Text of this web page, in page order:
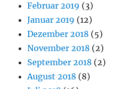
Februar 2019 (3)
Januar 2019 (12)
Dezember 2018 (5)
November 2018 (2)
September 2018 (2)
August 2018 (8)